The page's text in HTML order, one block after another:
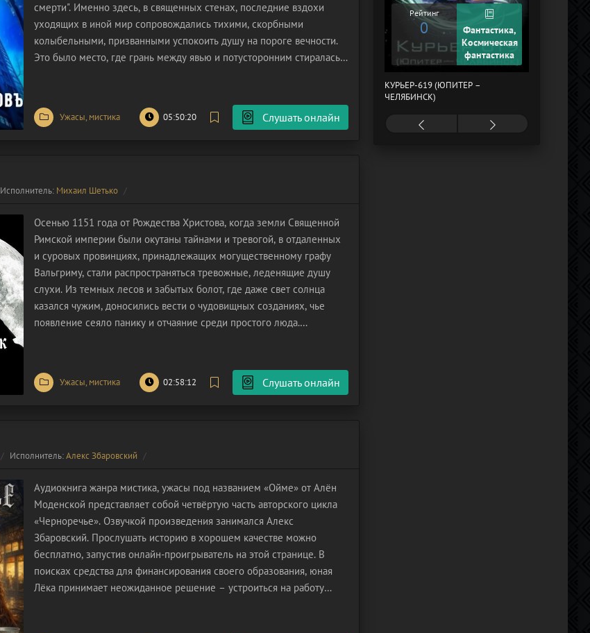
смерти". Именно здесь, в священных стенах, последние вздохи
уходящих в иной мир сопровождались тихими, скорбными
колыбельными, призванными успокоить душу на пороге вечности.
Это было место, где грань между явью и потусторонним стиралась,
Ужасы, мистика 05:50:20 Слушать онлайн
Исполнитель: Михаил Шетько
Осенью 1151 года от Рождества Христова, когда земли Священной
Римской империи были окутаны тайнами и тревогой, в отдаленных
и суровых провинциях, принадлежащих могущественному графу
Вальгриму, стали распространяться тревожные, леденящие душу
слухи. Из темных лесов и забытых болот, где даже свет солнца
казался чужим, доносились вести о чудовищных созданиях, чье
появление сеяло панику и отчаяние среди простого люда.
Ужасы, мистика 02:58:12 Слушать онлайн
Исполнитель:Алекс Збаровский
Аудиокнига жанра мистика, ужасы под названием «Ойме» от Алён
Моденской представляет собой четвёртую часть авторского цикла
«Черноречье». Озвучкой произведения занимался Алекс
Збаровский. Прослушать историю в хорошем качестве можно
бесплатно, запустив онлайн-проигрыватель на этой странице. В
поисках средства для финансирования своего образования, юная
Лёка принимает неожиданное решение – устроиться на работу
Рейтинг
0
Фантастика,
Космическая
фантастика
КУРЬЕР-619 (ЮПИТЕР –
ЧЕЛЯБИНСК)